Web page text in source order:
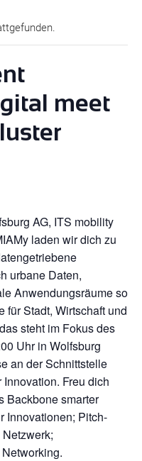
meet
AG, ITS mobility
laden wir dich zu
urbane Daten,
Anwendungsräume so
für Stadt, Wirtschaft und
steht im Fokus des
Uhr in Wolfsburg
an der Schnittstelle
Freu dich
Backbone smarter
Innovationen; Pitch-